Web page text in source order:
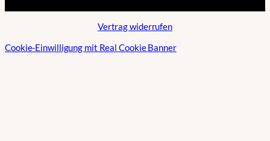
Vertrag widerrufen
Cookie-Einwilligung mit Real Cookie Banner